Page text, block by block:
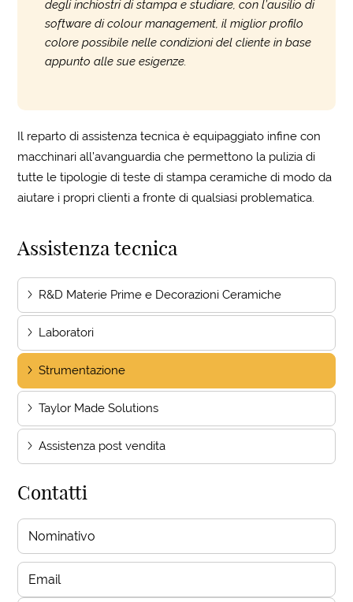
degli inchiostri di stampa e studiare, con l’ausilio di
software di colour management, il miglior profilo
colore possibile nelle condizioni del cliente in base
appunto alle sue esigenze.
Il reparto di assistenza tecnica è equipaggiato infine con
macchinari all’avanguardia che permettono la pulizia di
tutte le tipologie di teste di stampa ceramiche di modo da
aiutare i propri clienti a fronte di qualsiasi problematica.
Assistenza tecnica
R&D Materie Prime e Decorazioni Ceramiche
Laboratori
Strumentazione
Taylor Made Solutions
Assistenza post vendita
Contatti